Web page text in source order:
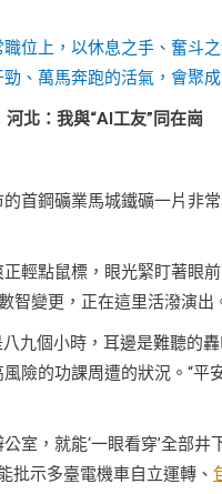
位上，以休息之手、奮斗
、萬馬奔跑的活氣，會聚
河北：我與“AI工友”同在崗
首鋼礦業馬城鐵礦一片非
輕點鼠標，眼光緊盯著眼
智變更，正在這里活潑演出
九個小時，耳邊是難聽的
險的功課周遭的狀況。“
室，就能‘一眼看穿’全部
批示多臺電機車自立運轉、